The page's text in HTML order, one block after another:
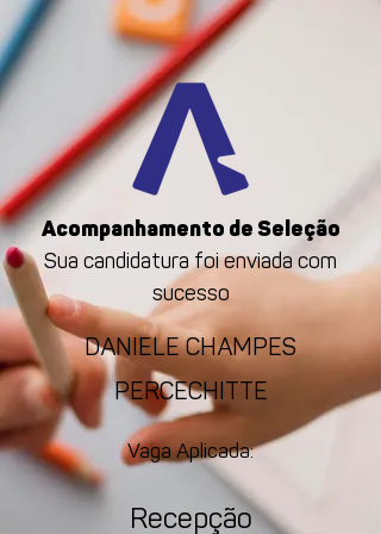
Acompanhamento de Seleção
Sua candidatura foi enviada com
sucesso
DANIELE CHAMPES
PERCECHITTE
Vaga Aplicada:
Recepção